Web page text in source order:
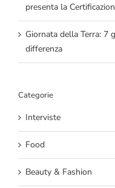
presenta la
Giornata della Terra: 7
differenza
Categorie
Interviste
Food
Beauty & Fashion